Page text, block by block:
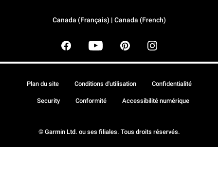
Canada (Français) | Canada (French)
© Garmin Ltd. ou ses filiales. Tous droits réservés.
Plan du site Conditions d'utilisation Confidentialité
Security Conformité Accessibilité numérique